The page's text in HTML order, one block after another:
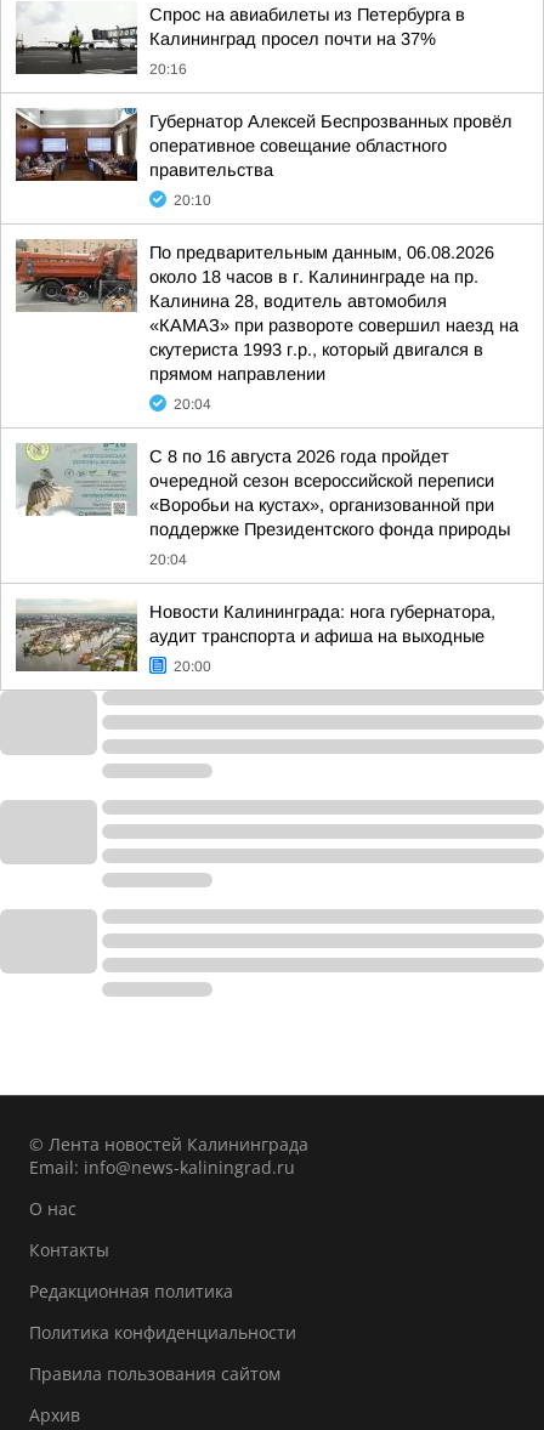
Спрос на авиабилеты из Петербурга в
Калининград просел почти на 37%
20:16
Губернатор Алексей Беспрозванных провёл
оперативное совещание областного
правительства
20:10
По предварительным данным, 06.08.2026
около 18 часов в г. Калининграде на пр.
Калинина 28, водитель автомобиля
«КАМАЗ» при развороте совершил наезд на
скутериста 1993 г.р., который двигался в
прямом направлении
20:04
С 8 по 16 августа 2026 года пройдет
очередной сезон всероссийской переписи
«Воробьи на кустах», организованной при
поддержке Президентского фонда природы
20:04
Новости Калининграда: нога губернатора,
аудит транспорта и афиша на выходные
20:00
© Лента новостей Калининграда
Email: info@news-kaliningrad.ru
О нас
Контакты
Редакционная политика
Политика конфиденциальности
Правила пользования сайтом
Архив